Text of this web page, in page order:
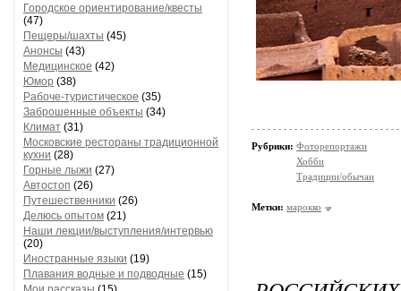
Городское ориентирование/квесты
(47)
Пещеры/шахты (45)
Анонсы (43)
Медицинское (42)
Юмор (38)
Рабоче-туристическое (35)
Заброшенные объекты (34)
Климат (31)
Московские рестораны традиционной
кухни (28)
Горные лыжи (27)
Автостоп (26)
Путешественники (26)
Делюсь опытом (21)
Наши лекции/выступления/интервью
(20)
Иностранные языки (19)
Плавания водные и подводные (15)
Рубрики: Фоторепортажи
Хобби
Традиции/обычаи
Метки: марокко